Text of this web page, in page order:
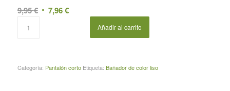
9,95€ El 7,96€El
Añadir al carrito
Categoría: Pantalón corto Etiqueta: Bañador de color liso